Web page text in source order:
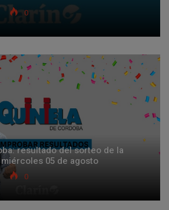
0
resultado del sorteo de la
05 de agosto
0